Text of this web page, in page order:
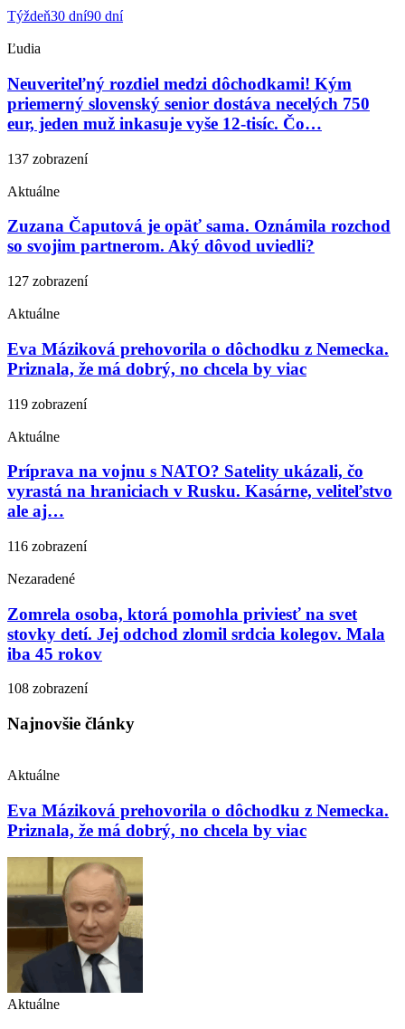
Týždeň30 dní90 dní
Ľudia
Neuveriteľný rozdiel medzi dôchodkami! Kým
priemerný slovenský senior dostáva necelých 750
eur, jeden muž inkasuje vyše 12-tisíc. Čo…
137 zobrazení
Aktuálne
Zuzana Čaputová je opäť sama. Oznámila rozchod
so svojim partnerom. Aký dôvod uviedli?
127 zobrazení
Aktuálne
Eva Máziková prehovorila o dôchodku z Nemecka.
Priznala, že má dobrý, no chcela by viac
119 zobrazení
Aktuálne
Príprava na vojnu s NATO? Satelity ukázali, čo
vyrastá na hraniciach v Rusku. Kasárne, veliteľstvo
ale aj…
116 zobrazení
Nezaradené
Zomrela osoba, ktorá pomohla priviesť na svet
stovky detí. Jej odchod zlomil srdcia kolegov. Mala
iba 45 rokov
108 zobrazení
Najnovšie články
Aktuálne
Eva Máziková prehovorila o dôchodku z Nemecka.
Priznala, že má dobrý, no chcela by viac
Aktuálne